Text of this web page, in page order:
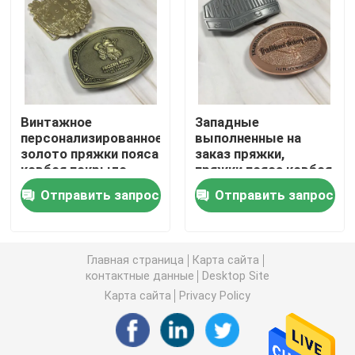
Монетки проблемы металла
Медаль спорт металла
Персонализированная ключевая цепь
значок штыря отворотом
Консервооткрыватель вина металла
Зажим связи рубашки
Винтажное
персонализированное
золото пряжки пояса
ковбоя покрыло
стразы для людей
Отправить запрос
Западные
выполненные на
заказ пряжки,
пряжки пояса ковбоя
людей Pin сплава
цинка металла
Отправить запрос
Главная страница
Карта сайта
контактные данные
Desktop Site
Карта сайта
Privacy Policy